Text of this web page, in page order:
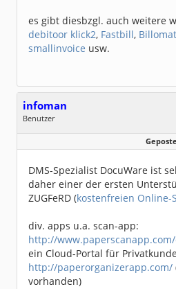
es gibt diesbzgl. auch weitere
debitoor klick2, Fastbill, Billomat
smallinvoice usw.
infoman
Benutzer
Geschlecht:
Dabei seit:
06 / 2008
DMS-Spezialist DocuWare ist
daher einer der ersten
ZUGFeRD (kostenfreien Online-
div. apps u.a. scan-app:
http://
ein Cloud-Portal für
http://paperorganizerapp.com/
vorhanden)